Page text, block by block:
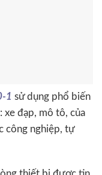
1 sử dụng phổ biến
xe đạp, mô tô, của
công nghiệp, tự